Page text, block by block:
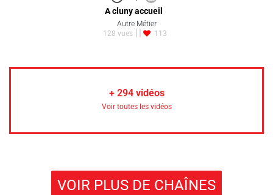
A cluny accueil
Autre Métier
128 vues
113
+ 294vidéos
Voir toutes les vidéos
VOIR PLUS DE CHAÎNES